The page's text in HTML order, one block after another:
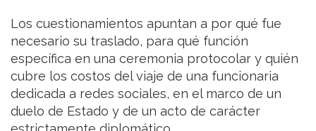
Los cuestionamientos apuntan a por qué fue
necesario su traslado, para qué función
específica en una ceremonia protocolar y quién
cubre los costos del viaje de una funcionaria
dedicada a redes sociales, en el marco de un
duelo de Estado y de un acto de carácter